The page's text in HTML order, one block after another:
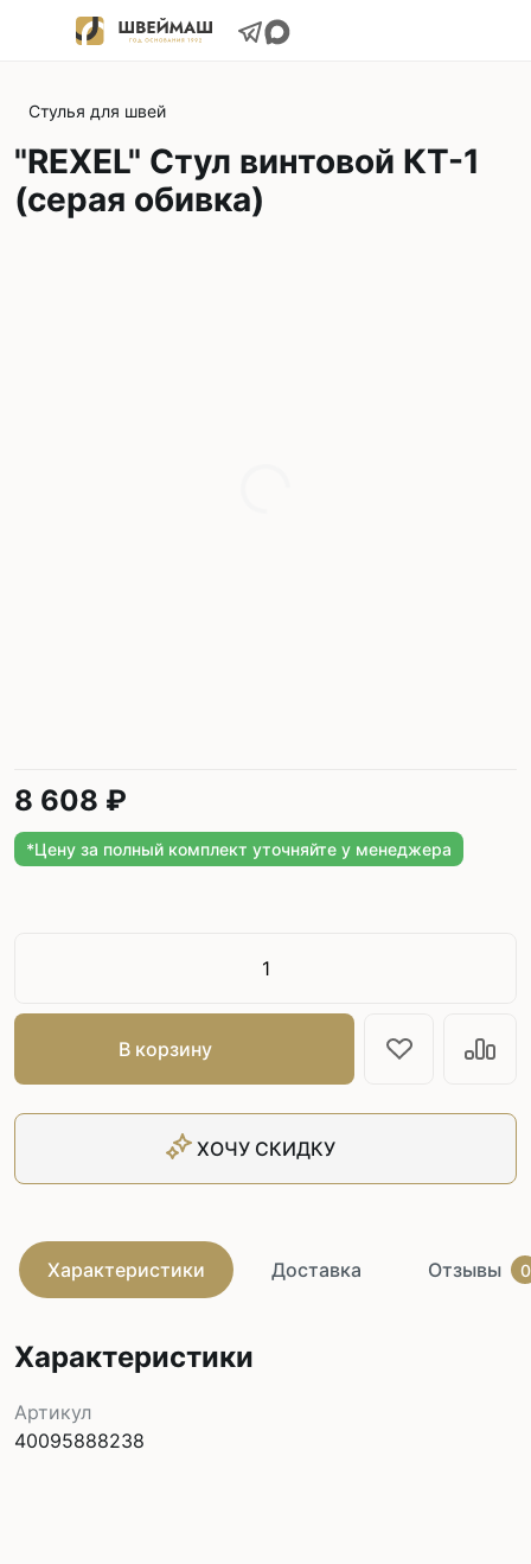
Стулья для швей
"REXEL" Стул винтовой КТ-1
(серая обивка)
8 608 ₽
*Цену за полный комплект уточняйте у менеджера
В корзину
ХОЧУ СКИДКУ
Характеристики Доставка Отзывы 0
Характеристики
Артикул
40095888238